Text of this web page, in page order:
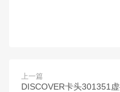
上一篇
DISCOVER卡头301351